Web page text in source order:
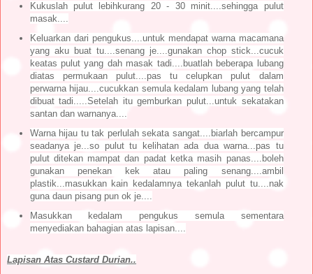
Kukuslah pulut lebihkurang 20 - 30 minit....sehingga pulut
masak....
Keluarkan dari pengukus....untuk mendapat warna macamana
yang aku buat tu....senang je....gunakan chop stick...cucuk
keatas pulut yang dah masak tadi....buatlah beberapa lubang
diatas permukaan pulut....pas tu celupkan pulut dalam
perwarna hijau....cucukkan semula kedalam lubang yang telah
dibuat tadi.....Setelah itu gemburkan pulut...untuk sekatakan
santan dan warnanya....
Warna hijau tu tak perlulah sekata sangat....biarlah bercampur
seadanya je...so pulut tu kelihatan ada dua warna...pas tu
pulut ditekan mampat dan padat ketka masih panas....boleh
gunakan penekan kek atau paling senang....ambil
plastik...masukkan kain kedalamnya tekanlah pulut tu....nak
guna daun pisang pun ok je....
Masukkan kedalam pengukus semula sementara
menyediakan bahagian atas lapisan....
Lapisan Atas Custard Durian..